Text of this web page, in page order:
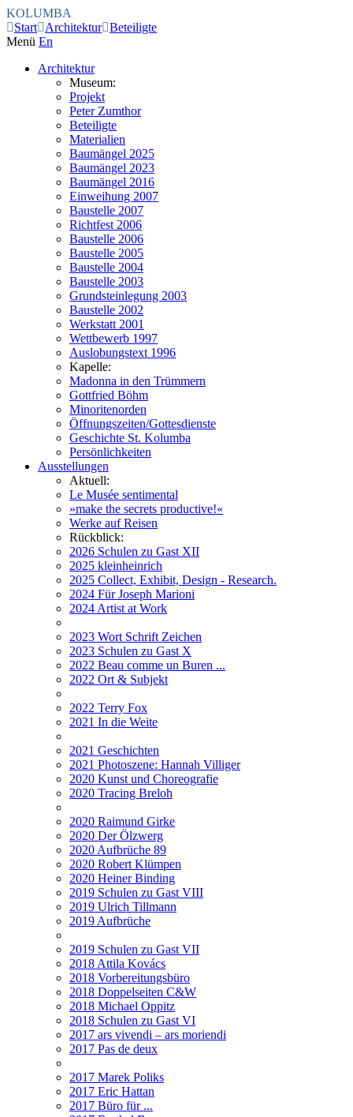
KOLUMBA
Start
Architektur Beteiligte
Menü En
Architektur
Museum:
Projekt
Peter Zumthor
Beteiligte
Materialien
Baumängel 2025
Baumängel 2023
Baumängel 2016
Einweihung 2007
Baustelle 2007
Richtfest 2006
Baustelle 2006
Baustelle 2005
Baustelle 2004
Baustelle 2003
Grundsteinlegung 2003
Baustelle 2002
Werkstatt 2001
Wettbewerb 1997
Auslobungstext 1996
Kapelle:
Madonna in den Trümmern
Gottfried Böhm
Minoritenorden
Öffnungszeiten/Gottesdienste
Geschichte St. Kolumba
Persönlichkeiten
Ausstellungen
Aktuell:
Le Musée sentimental
»make the secrets productive!«
Werke auf Reisen
Rückblick:
2026 Schulen zu Gast XII
2025 kleinheinrich
2025 Collect, Exhibit, Design - Research.
2024 Für Joseph Marioni
2024 Artist at Work
2023 Wort Schrift Zeichen
2023 Schulen zu Gast X
2022 Beau comme un Buren ...
2022 Ort & Subjekt
2022 Terry Fox
2021 In die Weite
2021 Geschichten
2021 Photoszene: Hannah Villiger
2020 Kunst und Choreografie
2020 Tracing Breloh
2020 Raimund Girke
2020 Der Ölzwerg
2020 Aufbrüche 89
2020 Robert Klümpen
2020 Heiner Binding
2019 Schulen zu Gast VIII
2019 Ulrich Tillmann
2019 Aufbrüche
2019 Schulen zu Gast VII
2018 Attila Kovács
2018 Vorbereitungsbüro
2018 Doppelseiten C&W
2018 Michael Oppitz
2018 Schulen zu Gast VI
2017 ars vivendi – ars moriendi
2017 Pas de deux
2017 Marek Poliks
2017 Eric Hattan
2017 Büro für ...